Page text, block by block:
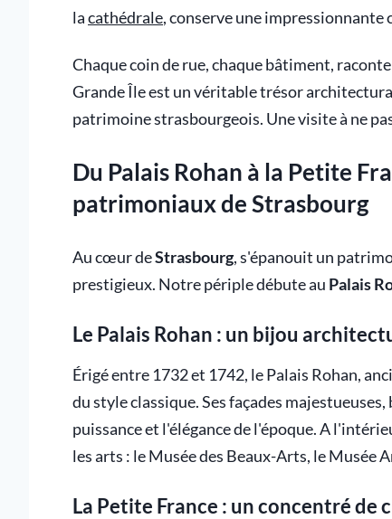
lacathédrale, conserve une impressionnante
Chaque coin de rue, chaque bâtiment,
Grande Île est un véritable trésor
patrimoine strasbourgeois. Une visite à ne
Du Palais Rohan à la Petite
patrimoniaux de Strasbourg
Au cœur deStrasbourg, s'épanouit un
prestigieux. Notre périple débute au Palais
Le Palais Rohan : un bijou
Érigé entre 1732 et 1742, le Palais Rohan,
du style classique. Ses façades
puissance et l'élégance de l'époque. A
les arts : le Musée des Beaux-Arts, le Musée
La Petite France : un concentré de